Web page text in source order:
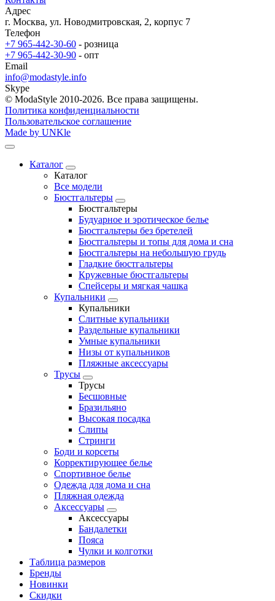
Адрес
г. Москва, ул. Новодмитровская, 2, корпус 7
Телефон
+7 965-442-30-60 - розница
+7 965-442-30-90 - опт
Email
info@modastyle.info
Skype
© ModaStyle 2010-2026. Все права защищены.
Политика конфиденциальности
Пользовательское соглашение
Made by UNKle
Каталог
Каталог
Все модели
Бюстгальтеры
Бюстгальтеры
Будуарное и эротическое белье
Бюстгальтеры без бретелей
Бюстгальтеры и топы для дома и сна
Бюстгальтеры на небольшую грудь
Гладкие бюстгальтеры
Кружевные бюстгальтеры
Спейсеры и мягкая чашка
Купальники
Купальники
Слитные купальники
Раздельные купальники
Умные купальники
Низы от купальников
Пляжные аксессуары
Трусы
Трусы
Бесшовные
Бразильяно
Высокая посадка
Слипы
Стринги
Боди и корсеты
Корректирующее белье
Спортивное белье
Одежда для дома и сна
Пляжная одежда
Аксессуары
Аксессуары
Бандалетки
Пояса
Чулки и колготки
Таблица размеров
Бренды
Новинки
Скидки